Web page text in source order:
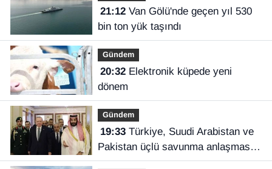
21:12Van Gölü'nde geçen yıl 530
bin ton yük taşındı
Gündem
20:32Elektronik küpede yeni
dönem
Gündem
19:33Türkiye, Suudi Arabistan ve
Pakistan üçlü savunma anlaşması
imzaladı